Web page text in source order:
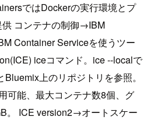
ではDockerの実行環境とプ
コンテナの制御→IBM
Container Serviceを使うツー
iceコマンド。ice --localで
上のリポジトリを参照。
可能、最大コンテナ数8個、グ
。 ICE version2→オートスケー